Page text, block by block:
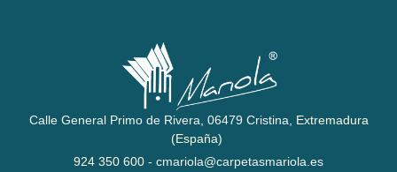
Calle General Primo de Rivera, 06479 Cristina, Extremadura
(España)
924 350 600 - cmariola@carpetasmariola.es